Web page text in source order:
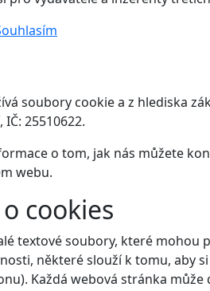
soubory cookie a z hlediska
25510622.
o tom, jak nás můžete
webu.
cookies
textové soubory, které mohou
některé slouží k tomu, aby
Každá webová stránka